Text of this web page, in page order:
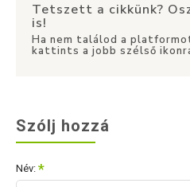
Tetszett a cikkünk?
is!
Ha nem találod a
kattints a jobb szélső
Szólj hozzá
Név: